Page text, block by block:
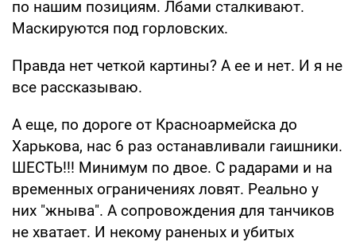
по нашим позициям. Лбами сталкивают.
Маскируются под горловских.
Правда нет четкой картины? А ее и нет. И я не
все рассказываю.
А еще, по дороге от Красноармейска до
Харькова, нас 6 раз останавливали гаишники.
ШЕСТЬ!!! Минимум по двое. С радарами и на
временных ограничениях ловят. Реально у
них "жныва". А сопровождения для танчиков
не хватает. И некому раненых и убитых